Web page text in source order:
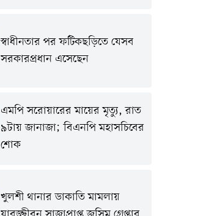
স্বাধীনতার পর ফটিকছড়িতে যেসব
সরকারপ্রধান এসেছেন
এমপি সরোয়ারের মায়ের মৃত্যু, রাত
৯টায় জানাজা; বিএনপি মহাসচিবের
শোক
খুলশী থানার ডাকাতি মামলায়